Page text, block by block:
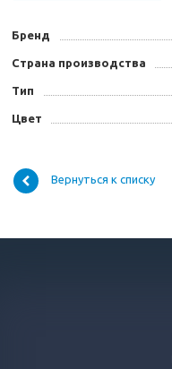
Бренд
Страна производства
Тип
Цвет
Вернуться к списку